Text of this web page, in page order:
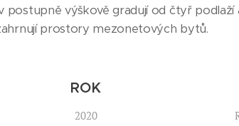
postupně výškově gradují od čtyř
prostory mezonetových bytů.
ROK
2020